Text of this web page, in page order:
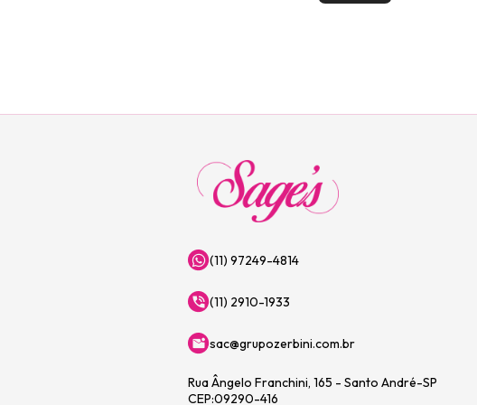
(11) 97249-4814
(11) 2910-1933
sac@grupozerbini.com.br
Rua Ângelo Franchini, 165 - Santo André-SP
CEP:09290-416